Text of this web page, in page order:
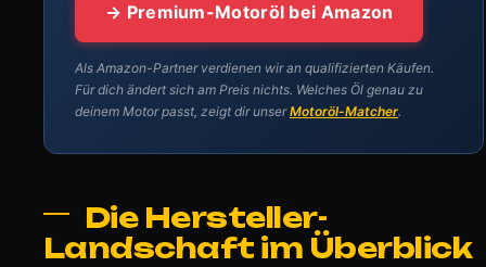
→ Premium-Motoröl bei Amazon
Als Amazon-Partner verdienen wir an qualifizierten Käufen.
Für dich ändert sich am Preis nichts. Welches Öl genau zu
deinem Motor passt, zeigt dir unserMotoröl-Matcher.
Die Hersteller-
Landschaft im Überblick